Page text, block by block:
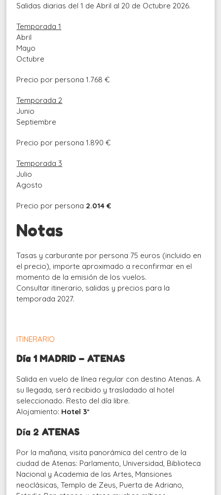
Salidas diarias del 1 de Abril al 20 de Octubre 2026.
Temporada 1
Abril
Mayo
Octubre
Precio por persona1.768 €
Temporada 2
Junio
Septiembre
Precio por persona1.890 €
Temporada 3
Julio
Agosto
Precio por persona 2.014 €
Notas
Tasas y carburante por persona 75 euros (incluido en
el precio), importe aproximado a reconfirmar en el
momento de la emisión de los vuelos.
Consultar itinerario, salidas y precios para la
temporada 2027.
ITINERARIO
Día 1 MADRID – ATENAS
Salida en vuelo de línea regular con destino Atenas. A
su llegada, será recibido y trasladado al hotel
seleccionado. Resto del día libre.
Alojamiento: Hotel 3*
Día 2 ATENAS
Por la mañana, visita panorámica del centro de la
ciudad de Atenas: Parlamento, Universidad, Biblioteca
Nacional y Academia de las Artes, Mansiones
neoclásicas, Templo de Zeus, Puerta de Adriano,